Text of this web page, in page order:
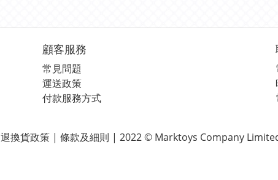
顧客服務
常見問題
運送政策
付款服務方式
退換貨政策 | 條款及細則 | 2022 © Marktoys Company